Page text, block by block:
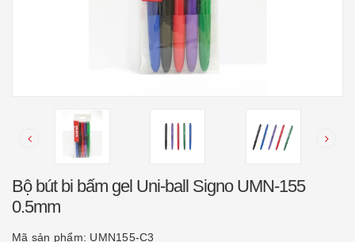
Bộ bút bi bấm gel Uni-ball Signo UMN-155
0.5mm
Mã sản phẩm: UMN155-C3